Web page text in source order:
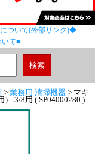
ついて(外部リンク)◆
いて■
> 業務用 清掃機器 > マキ
3/8用 ( SP04000280 )